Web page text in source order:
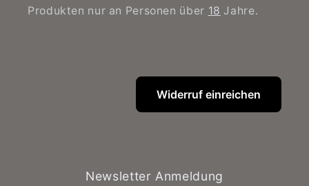
Produkten nur an Personen über 18 Jahre.
Widerruf einreichen
Newsletter Anmeldung